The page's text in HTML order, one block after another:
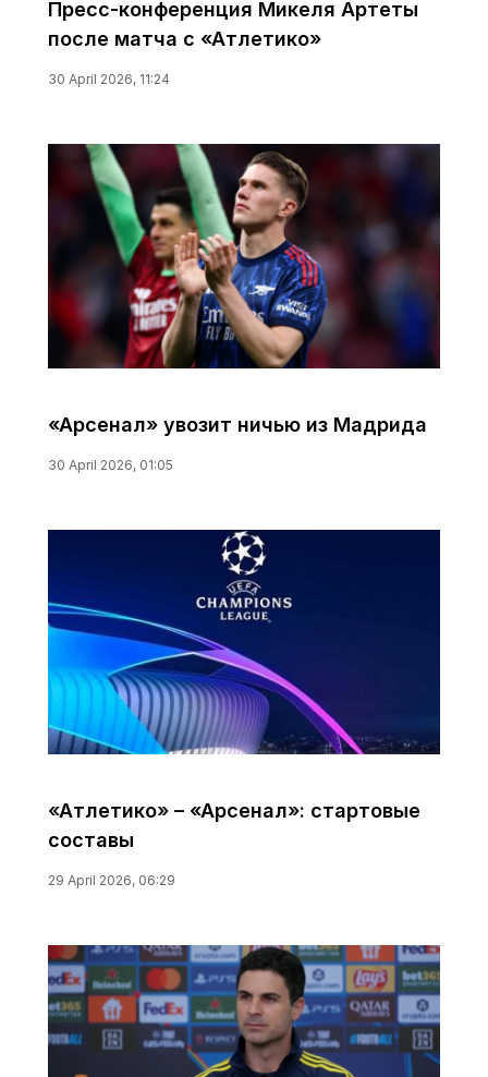
Пресс-конференция Микеля Артеты
после матча с «Атлетико»
30 April 2026, 11:24
«Арсенал» увозит ничью из Мадрида
30 April 2026, 01:05
«Атлетико» – «Арсенал»: стартовые
составы
29 April 2026, 06:29